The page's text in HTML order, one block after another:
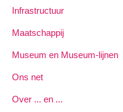
Infrastructuur
Maatschappij
Museum en Museum-lijnen
Ons net
Over ... en ...